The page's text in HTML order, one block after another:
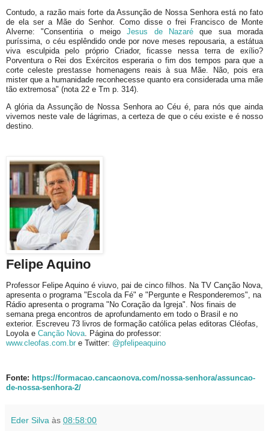
Contudo, a razão mais forte da Assunção de Nossa Senhora está no fato
de ela ser a Mãe do Senhor. Como disse o frei Francisco de Monte
Alverne: "Consentiria o meigoJesus de Nazaré que sua morada
puríssima, o céu esplêndido onde por nove meses repousaria, a estátua
viva esculpida pelo próprio Criador, ficasse nessa terra de exílio?
Porventura o Rei dos Exércitos esperaria o fim dos tempos para que a
corte celeste prestasse homenagens reais à sua Mãe. Não, pois era
mister que a humanidade reconhecesse quanto era considerada uma mãe
tão extremosa" (nota 22 e Tm p. 314).
A glória da Assunção de Nossa Senhora ao Céu é, para nós que ainda
vivemos neste vale de lágrimas, a certeza de que o céu existe e é nosso
destino.
Felipe Aquino
Professor Felipe Aquino é viuvo, pai de cinco filhos. Na TV Canção Nova,
apresenta o programa "Escola da Fé" e "Pergunte e Responderemos", na
Rádio apresenta o programa "No Coração da Igreja". Nos finais de
semana prega encontros de aprofundamento em todo o Brasil e no
exterior. Escreveu 73 livros de formação católica pelas editoras Cléofas,
Loyola e Canção Nova . Página do professor:
www.cleofas.com.br e Twitter: @pfelipeaquino
Fonte: https://formacao.cancaonova.com/nossa-senhora/assuncao-
de-nossa-senhora-2/
Eder Silva às 08:58:00